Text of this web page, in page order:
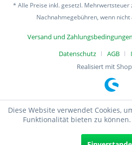
* Alle Preise inkl. gesetzl. Mehrwertsteuer
Nachnahmegebühren, wenn
Versand und Zahlungsbedingungen
Datenschutz
AGB
Realisiert mit
Diese Website verwendet Cookies,
Funktionalität bieten zu können.